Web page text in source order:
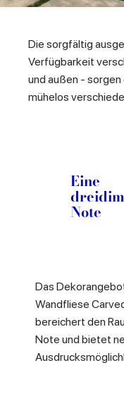
Die sorgfältig
Verfügbarkeit
und außen - sorgen
mühelos
Eine
Note
Das
Wandfliese
bereichert den
Note und bietet